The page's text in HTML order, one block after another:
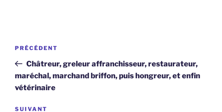
Navigation
l’article
Article
précédent
PRÉCÉDENT
Châtreur, greleur affranchisseur, restaurateur,
maréchal, marchand briffon, puis hongreur, et enfin
vétérinaire
Article
SUIVANT